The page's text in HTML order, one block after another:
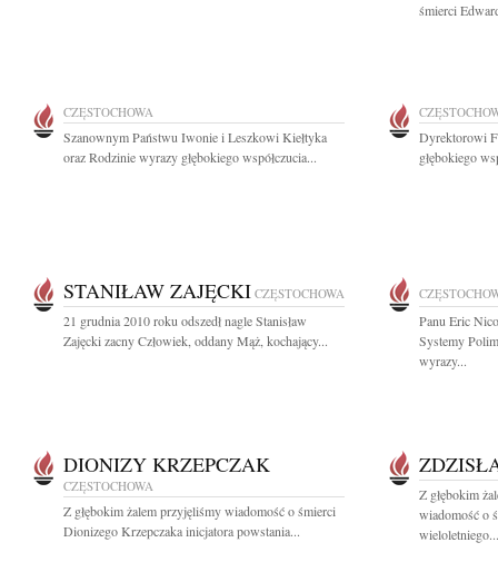
śmierci
CZĘSTOCHOWA
Szanownym Państwu Iwonie i Leszkowi Kiełtyka
oraz Rodzinie wyrazy głębokiego współczucia...
Dyrektorowi
głębokiego
STANIŁAW ZAJĘCKI CZĘSTOCHOWA
21 grudnia 2010 roku odszedł nagle Stanisław
Zajęcki zacny Człowiek, oddany Mąż, kochający...
Panu Eric
Systemy
wyrazy...
DIONIZY KRZEPCZAK
CZĘSTOCHOWA
Z głębokim żalem przyjęliśmy wiadomość o śmierci
Dionizego Krzepczaka inicjatora powstania...
Z głębokim
wiadomość o
wieloletniego...